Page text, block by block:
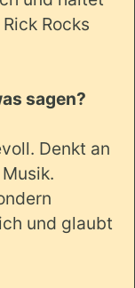
Rocks
sagen?
Denkt an
und glaubt